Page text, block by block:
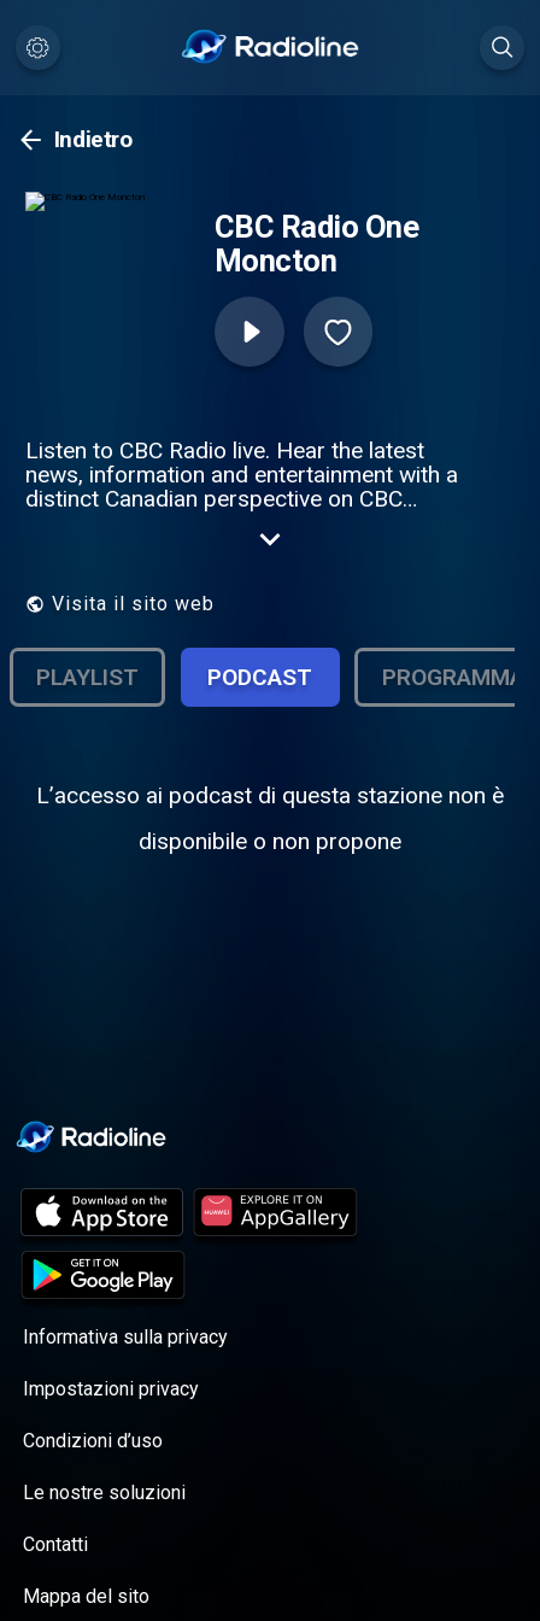
Indietro
CBC Radio One
Moncton
Listen to CBC Radio live. Hear the latest
news, information and entertainment with a
distinct Canadian perspective on CBC
Visita il sito web
PLAYLIST PODCAST PROGRAMMA
L’accesso ai podcast di questa stazione non è
disponibile o non propone
Informativa sulla privacy
Impostazioni privacy
Condizioni d’uso
Le nostre soluzioni
Contatti
Mappa del sito